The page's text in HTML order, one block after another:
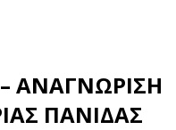
ΑΝΑΓΝΩΡΙΣΗ
ΠΑΝΙΔΑΣ